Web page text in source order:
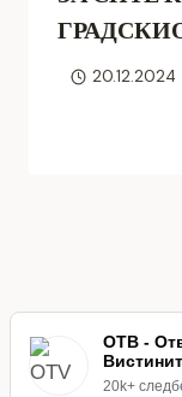
20.12.2024
ОТВ -
20k+